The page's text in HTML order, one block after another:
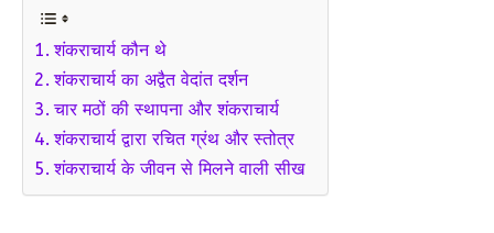
शंकराचार्य कौन थे
शंकराचार्य का अद्वैत वेदांत दर्शन
चार मठों की स्थापना और शंकराचार्य
शंकराचार्य द्वारा रचित ग्रंथ और स्तोत्र
शंकराचार्य के जीवन से मिलने वाली सीख